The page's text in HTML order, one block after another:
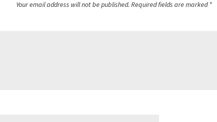
Your email address will not be published. Required fields are marked *